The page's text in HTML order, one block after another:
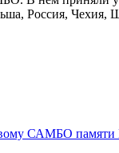
Россия, Чехия,
САМБО памяти